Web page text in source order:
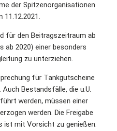
der Spitzenorganisationen
11.12.2021.
für den Beitragszeitraum ab
ab 2020) einer besonders
zu unterziehen.
für Tankgutscheine
Bestandsfälle, die u.U.
werden, müssen einer
werden. Die Freigabe
ist mit Vorsicht zu genießen.